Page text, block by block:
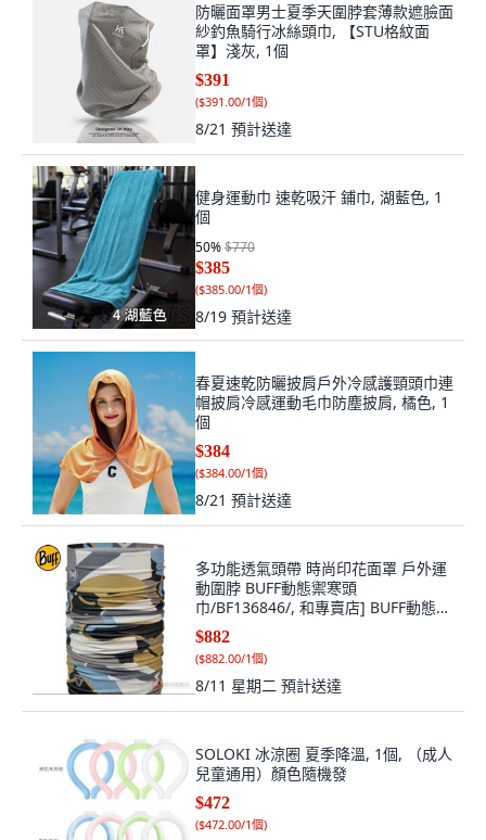
防曬面罩男士夏季天圍脖套薄款遮臉面
紗釣魚騎行冰絲頭巾, 【STU格紋面
罩】淺灰, 1個
$391
($391.00/1個)
8/21 預計送達
健身運動巾 速乾吸汗 鋪巾, 湖藍色, 1
個
50%$770
$385
($385.00/1個)
8/19 預計送達
春夏速乾防曬披肩戶外冷感護頸頭巾連
帽披肩冷感運動毛巾防塵披肩, 橘色, 1
個
$384
($384.00/1個)
8/21 預計送達
多功能透氣頭帶 時尚印花面罩 戶外運
動圍脖 BUFF動態禦寒頭
巾/BF136846/, 和專賣店] BUFF動態禦
寒頭巾/BF136846/, 1個
$882
($882.00/1個)
8/11 星期二 預計送達
SOLOKI 冰涼圈 夏季降溫, 1個, （成人
兒童通用）顏色隨機發
$472
($472.00/1個)